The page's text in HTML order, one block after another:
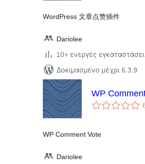
WordPress 文章点赞插件
Dariolee
10+ ενεργές
Δοκιμασμένο μέχρι 6.3.9
WP
WP Comment Vote
Dariolee